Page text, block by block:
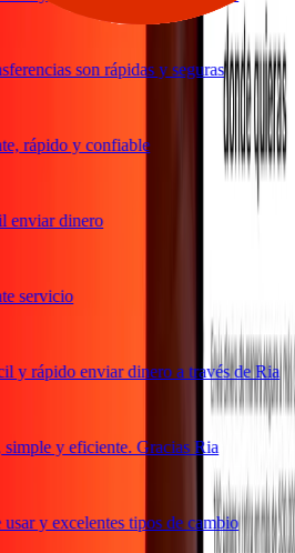
son rápidas y seguras
rápido y confiable
dinero
servicio
rápido enviar dinero a través de Ria
y eficiente. Gracias Ria
y excelentes tipos de cambio